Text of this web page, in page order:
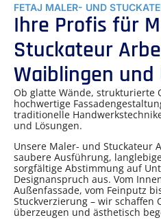
FETAJ MALER- UND
Ihre Profis für
Stuckateur
Waiblingen und
Ob glatte Wände, strukturierte
hochwertige
traditionelle
und Lösungen.
Unsere Maler- und Stuckateur
saubere Ausführung,
sorgfältige Abstimmung auf
Designanspruch aus. Vom
Außenfassade, vom Feinputz
Stuckverzierung – wir schaffen
überzeugen und ästhetisch